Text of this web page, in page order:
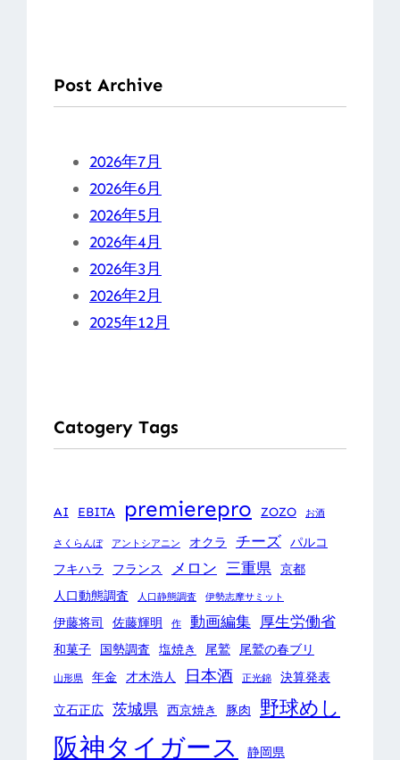
Post Archive
2026年7月
2026年6月
2026年5月
2026年4月
2026年3月
2026年2月
2025年12月
Catogery Tags
AI EBITA premierepro ZOZO お酒
さくらんぼ アントシアニン オクラ チーズ パルコ
フキハラ
フランス メロン 三重県 京都
人口動態調査
人口静態調査 伊勢志摩サミット
伊藤将司 佐藤輝明 作 動画編集 厚生労働省
和菓子 国勢調査 塩焼き 尾鷲 尾鷲の春ブリ
山形県 年金 才木浩人 日本酒 正光錦 決算発表
立石正広 茨城県 西京焼き 豚肉 野球めし
阪神タイガース 静岡県